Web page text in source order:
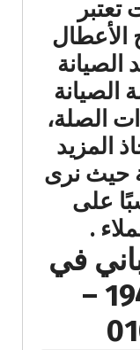
تعتبر
الأعطال
الصيانة
الصلة،
المزيد
حيث نرى
على
.
في
كفر الشيخ 19418 –